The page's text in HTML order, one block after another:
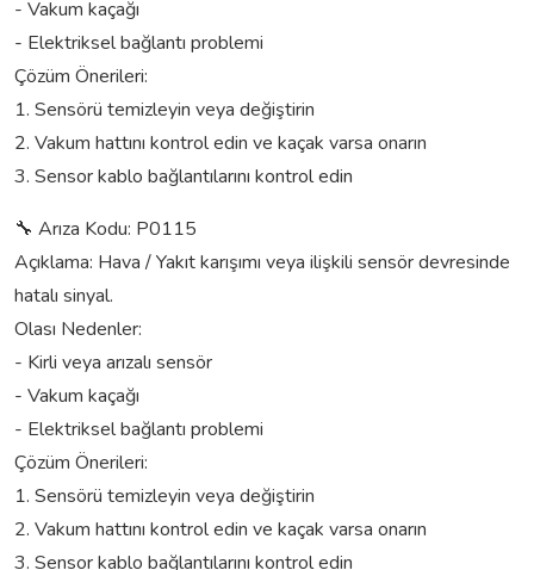
- Vakum kaçağı
- Elektriksel bağlantı problemi
Çözüm Önerileri:
1. Sensörü temizleyin veya değiştirin
2. Vakum hattını kontrol edin ve kaçak varsa onarın
3. Sensor kablo bağlantılarını kontrol edin
🔧 Arıza Kodu: P0115
Açıklama: Hava / Yakıt karışımı veya ilişkili sensör devresinde
hatalı sinyal.
Olası Nedenler:
- Kirli veya arızalı sensör
- Vakum kaçağı
- Elektriksel bağlantı problemi
Çözüm Önerileri:
1. Sensörü temizleyin veya değiştirin
2. Vakum hattını kontrol edin ve kaçak varsa onarın
3. Sensor kablo bağlantılarını kontrol edin